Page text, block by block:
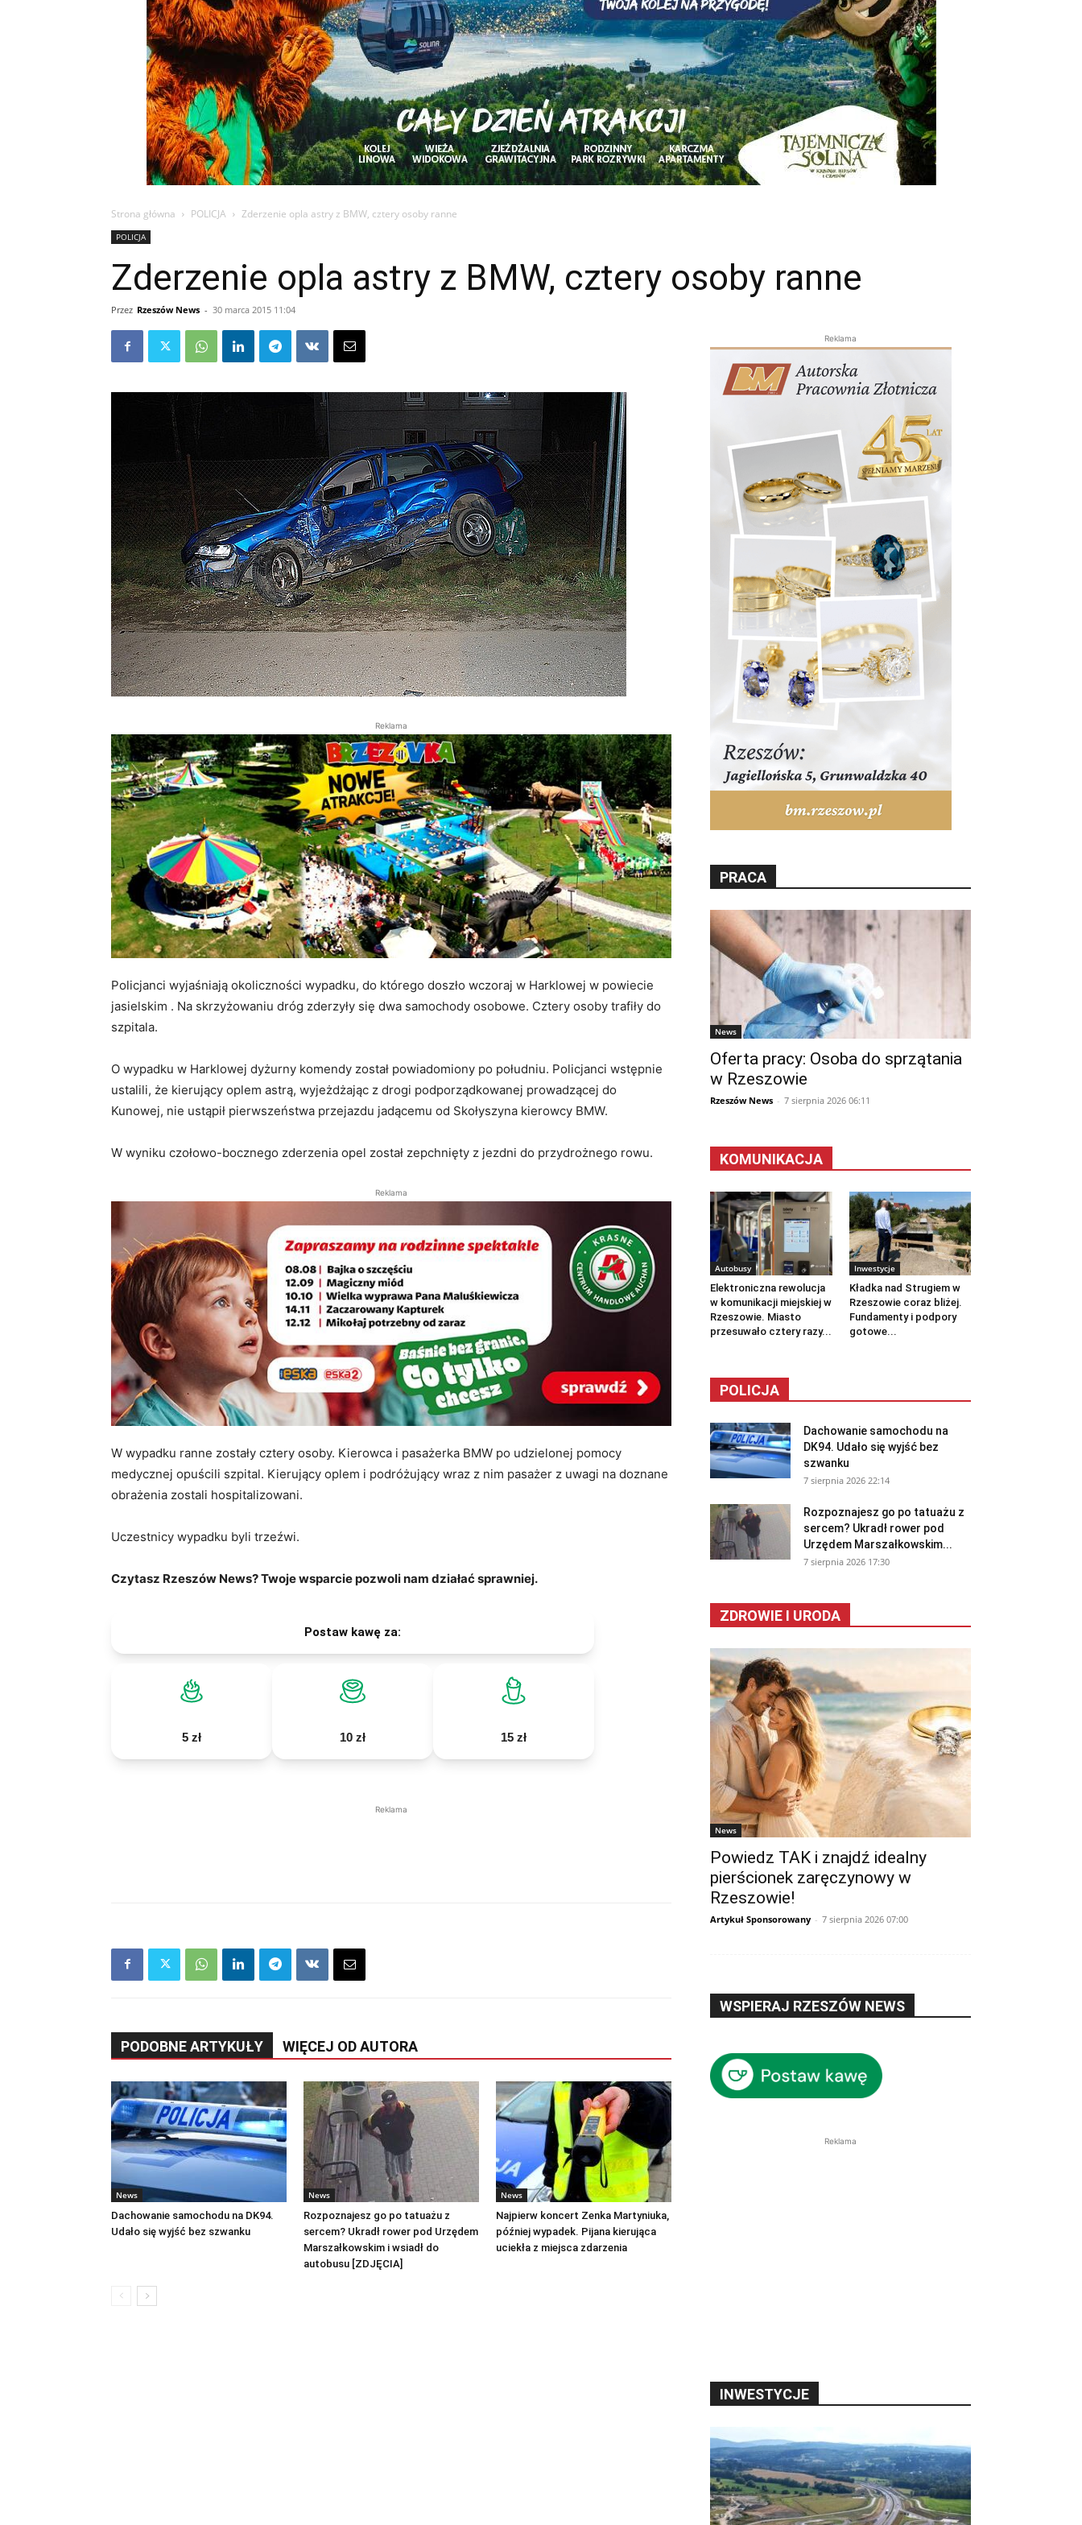
Strona główna POLICJA Zderzenie opla astry z BMW, cztery osoby ranne
POLICJA
Zderzenie opla astry z BMW, cztery osoby ranne
Przez Rzeszów News - 30 marca 2015 11:04
Reklama
Policjanci wyjaśniają okoliczności wypadku, do którego doszło wczoraj w Harklowej w powiecie
jasielskim . Na skrzyżowaniu dróg zderzyły się dwa samochody osobowe. Cztery osoby trafiły do
szpitala.
O wypadku w Harklowej dyżurny komendy został powiadomiony po południu. Policjanci wstępnie
ustalili, że kierujący oplem astrą, wyjeżdżając z drogi podporządkowanej prowadzącej do
Kunowej, nie ustąpił pierwszeństwa przejazdu jadącemu od Skołyszyna kierowcy BMW.
W wyniku czołowo-bocznego zderzenia opel został zepchnięty z jezdni do przydrożnego rowu.
Reklama
W wypadku ranne zostały cztery osoby. Kierowca i pasażerka BMW po udzielonej pomocy
medycznej opuścili szpital. Kierujący oplem i podróżujący wraz z nim pasażer z uwagi na doznane
obrażenia zostali hospitalizowani.
Uczestnicy wypadku byli trzeźwi.
Czytasz Rzeszów News? Twoje wsparcie pozwoli nam działać sprawniej.
Postaw kawę za:
5 zł 10 zł 15 zł
Reklama
PODOBNE ARTYKUŁY WIĘCEJ OD AUTORA
News
Dachowanie samochodu na DK94.
Udało się wyjść bez szwanku
News
Rozpoznajesz go po tatuażu z
sercem? Ukradł rower pod Urzędem
Marszałkowskim i wsiadł do
autobusu [ZDJĘCIA]
News
Najpierw koncert Zenka Martyniuka,
później wypadek. Pijana kierująca
uciekła z miejsca zdarzenia
Reklama
PRACA
News
Oferta pracy: Osoba do sprzątania
w Rzeszowie
Rzeszów News - 7 sierpnia 2026 06:11
KOMUNIKACJA
Autobusy
Elektroniczna rewolucja
w komunikacji miejskiej w
Rzeszowie. Miasto
przesuwało cztery razy...
Inwestycje
Kładka nad Strugiem w
Rzeszowie coraz bliżej.
Fundamenty i podpory
gotowe...
POLICJA
Dachowanie samochodu na
DK94. Udało się wyjść bez
szwanku
7 sierpnia 2026 22:14
Rozpoznajesz go po tatuażu z
sercem? Ukradł rower pod
Urzędem Marszałkowskim...
7 sierpnia 2026 17:30
ZDROWIE I URODA
News
Powiedz TAK i znajdź idealny
pierścionek zaręczynowy w
Rzeszowie!
Artykuł Sponsorowany - 7 sierpnia 2026 07:00
WSPIERAJ RZESZÓW NEWS
Reklama
INWESTYCJE